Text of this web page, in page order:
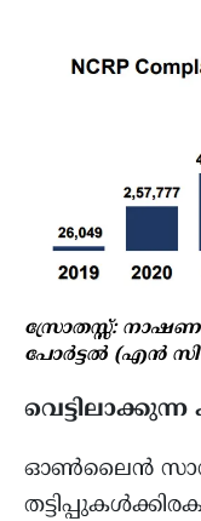
സ്രോതസ്സ്:
പോർട്ടൽ (എൻ
ഓൺലൈൻ